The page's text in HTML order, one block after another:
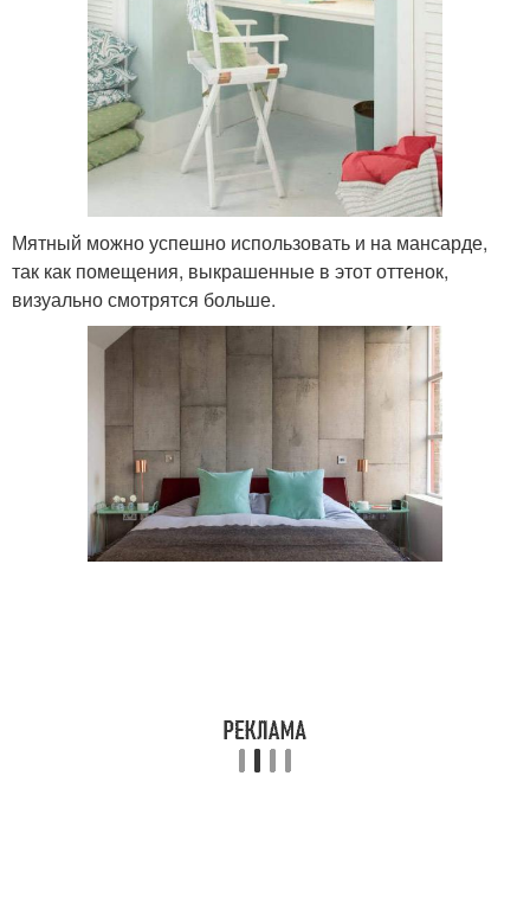
Мятный можно успешно использовать и на мансарде,
так как помещения, выкрашенные в этот оттенок,
визуально смотрятся больше.